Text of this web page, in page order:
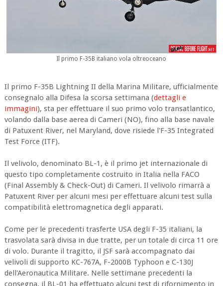
Il primo F-35B italiano vola oltreoceano
Il primo F-35B Lightning II della Marina Militare, ufficialmente
consegnalo alla Difesa la scorsa settimana (dettagli e
immagini), sta per effettuare il suo primo volo transatlantico,
volando dalla base aerea di Cameri (NO), fino alla base navale
di Patuxent River, nel Maryland, dove risiede l'F-35 Integrated
Test Force (ITF).
Il velivolo, denominato BL-1, è il primo jet internazionale di
questo tipo completamente costruito in Italia nella FACO
(Final Assembly & Check-Out) di Cameri. Il velivolo rimarrà a
Patuxent River per alcuni mesi per effettuare alcuni test sulla
compatibilità elettromagnetica degli apparati.
Come per le precedenti trasferte USA degli F-35 italiani, la
trasvolata sarà divisa in due tratte, per un totale di circa 11 ore
di volo. Durante il tragitto, il JSF sarà accompagnato dai
velivoli di supporto KC-767A, F-2000B Typhoon e C-130J
dell'Aeronautica Militare. Nelle settimane precedenti la
consegna, il BL-01 ha effettuato alcuni test di rifornimento in